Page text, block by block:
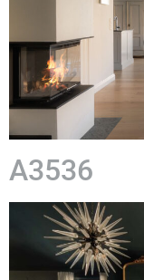
A3536